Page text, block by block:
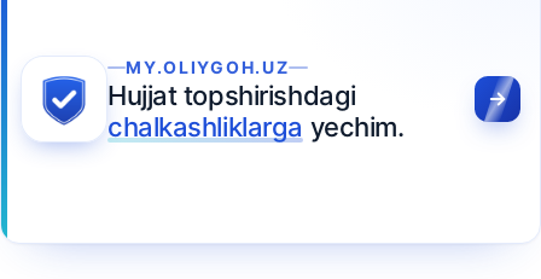
MY.OLIYGOH.UZ
Hujjat topshirishdagi
chalkashliklarga yechim.